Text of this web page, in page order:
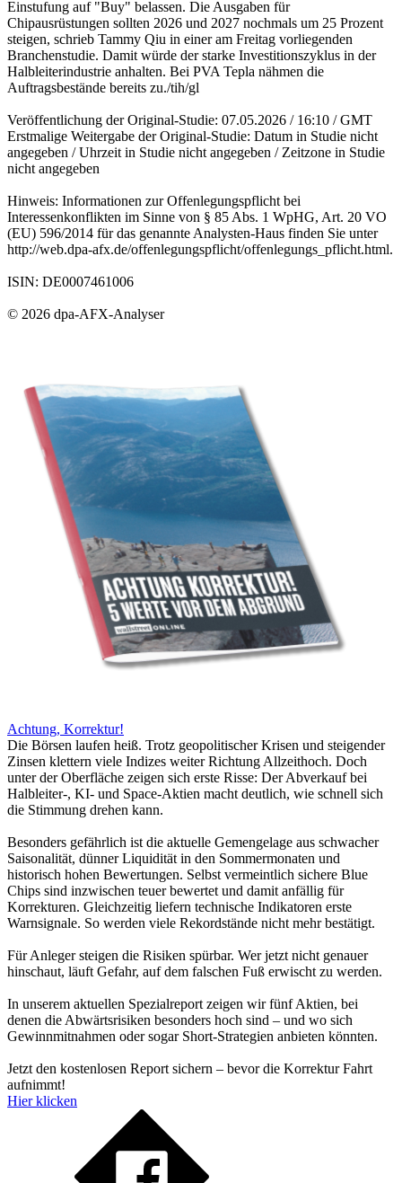
Einstufung auf "Buy" belassen. Die Ausgaben für
Chipausrüstungen sollten 2026 und 2027 nochmals um 25 Prozent
steigen, schrieb Tammy Qiu in einer am Freitag vorliegenden
Branchenstudie. Damit würde der starke Investitionszyklus in der
Halbleiterindustrie anhalten. Bei PVA Tepla nähmen die
Auftragsbestände bereits zu./tih/gl
Veröffentlichung der Original-Studie: 07.05.2026 / 16:10 / GMT
Erstmalige Weitergabe der Original-Studie: Datum in Studie nicht
angegeben / Uhrzeit in Studie nicht angegeben / Zeitzone in Studie
nicht angegeben
Hinweis: Informationen zur Offenlegungspflicht bei
Interessenkonflikten im Sinne von § 85 Abs. 1 WpHG, Art. 20 VO
(EU) 596/2014 für das genannte Analysten-Haus finden Sie unter
http://web.dpa-afx.de/offenlegungspflicht/offenlegungs_pflicht.html.
ISIN: DE0007461006
© 2026 dpa-AFX-Analyser
Achtung, Korrektur!
Die Börsen laufen heiß. Trotz geopolitischer Krisen und steigender
Zinsen klettern viele Indizes weiter Richtung Allzeithoch. Doch
unter der Oberfläche zeigen sich erste Risse: Der Abverkauf bei
Halbleiter-, KI- und Space-Aktien macht deutlich, wie schnell sich
die Stimmung drehen kann.
Besonders gefährlich ist die aktuelle Gemengelage aus schwacher
Saisonalität, dünner Liquidität in den Sommermonaten und
historisch hohen Bewertungen. Selbst vermeintlich sichere Blue
Chips sind inzwischen teuer bewertet und damit anfällig für
Korrekturen. Gleichzeitig liefern technische Indikatoren erste
Warnsignale. So werden viele Rekordstände nicht mehr bestätigt.
Für Anleger steigen die Risiken spürbar. Wer jetzt nicht genauer
hinschaut, läuft Gefahr, auf dem falschen Fuß erwischt zu werden.
In unserem aktuellen Spezialreport zeigen wir fünf Aktien, bei
denen die Abwärtsrisiken besonders hoch sind – und wo sich
Gewinnmitnahmen oder sogar Short-Strategien anbieten könnten.
Jetzt den kostenlosen Report sichern – bevor die Korrektur Fahrt
aufnimmt!
Hier klicken